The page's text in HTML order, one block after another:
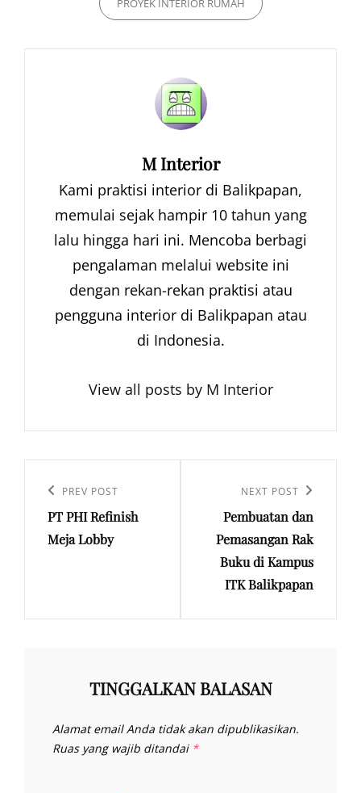
PROYEK INTERIOR RUMAH
Author:
M Interior
Kami praktisi interior di Balikpapan,
memulai sejak hampir 10 tahun yang
lalu hingga hari ini. Mencoba berbagi
pengalaman melalui website ini
dengan rekan-rekan praktisi atau
pengguna interior di Balikpapan atau
di Indonesia.
View all posts by M Interior
posPrevious
Post
PREV POST
PT PHI Refinish
Meja Lobby
Post
NEXT POST
Pembuatan dan
Pemasangan Rak
Buku di Kampus
ITK Balikpapan
TINGGALKAN BALASAN
Alamat email Anda tidak akan dipublikasikan.
Ruas yang wajib ditandai *